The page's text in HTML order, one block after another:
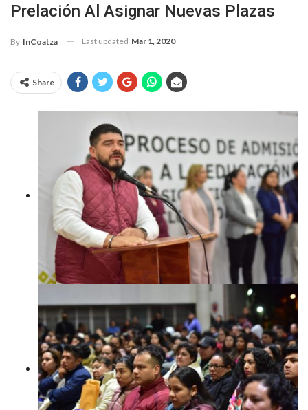
Prelación Al Asignar Nuevas Plazas
By InCoatza Last updated Mar 1, 2020
Share